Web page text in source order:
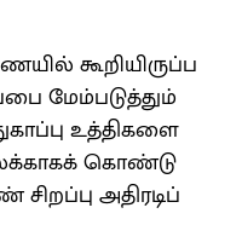
கூறி​யிருப்​ப​
மேம்​படுத்​தும்
உத்​தி​களை
கொண்டு
அதிரடிப்​